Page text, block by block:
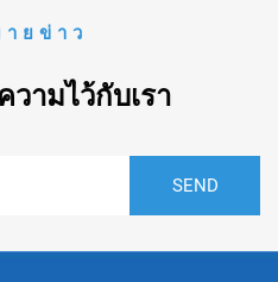
ยข่าว
ามไว้กับเรา